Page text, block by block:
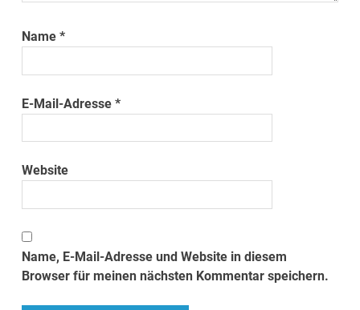
Name*
E-Mail-Adresse*
Website
Name, E-Mail-Adresse und Website in diesem
Browser für meinen nächsten Kommentar speichern.